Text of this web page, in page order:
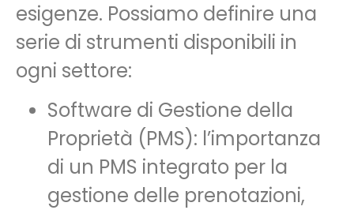
esigenze. Possiamo definire una
serie di strumenti disponibili in
ogni settore:
Software di Gestione della
Proprietà (PMS): l’importanza
di un PMS integrato per la
gestione delle prenotazioni,